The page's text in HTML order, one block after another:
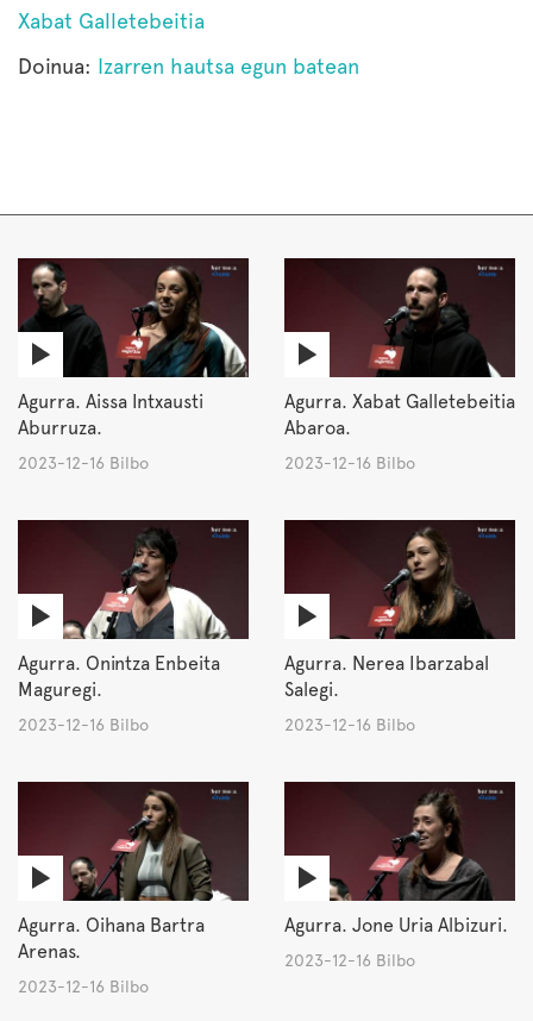
Xabat Galletebeitia
Doinua: Izarren hautsa egun batean
Agurra. Aissa Intxausti
Aburruza.
2023-12-16 Bilbo
Agurra. Xabat Galletebeitia
Abaroa.
2023-12-16 Bilbo
Agurra. Onintza Enbeita
Maguregi.
2023-12-16 Bilbo
Agurra. Nerea Ibarzabal
Salegi.
2023-12-16 Bilbo
Agurra. Oihana Bartra
Arenas.
2023-12-16 Bilbo
Agurra. Jone Uria Albizuri.
2023-12-16 Bilbo